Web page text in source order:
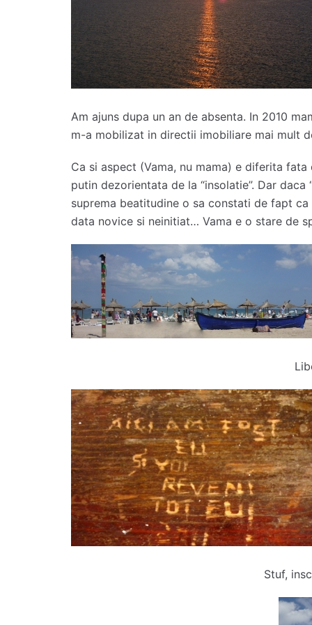
Am ajuns dupa un an de absenta. In 2010
m-a mobilizat in directii imobiliare mai mult
Ca si aspect (Vama, nu mama) e diferita
putin dezorientata de la “insolatie”. Dar
suprema beatitudine o sa constati de fapt
data novice si neinitiat… Vama e o stare de
Stuf,